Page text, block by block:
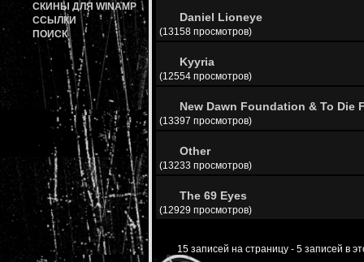
СКИНЫ ДЛЯ WINAMP
ССЫЛКИ
ПОИСК
Daniel Lioneye
(13158 просмотров)
Kyyria
(12554 просмотров)
New Dawn Foundation & To Die
(13397 просмотров)
Other
(13233 просмотров)
The 69 Eyes
(12929 просмотров)
15 записей на страницу - 5 записей в